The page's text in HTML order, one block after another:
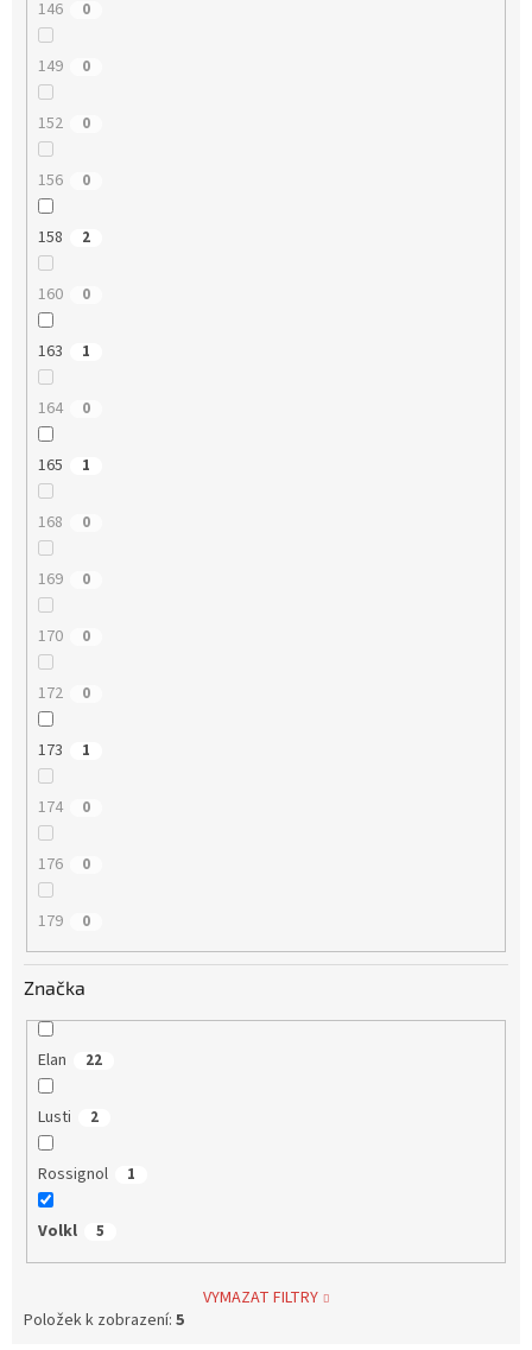
146 0
149 0
152 0
156 0
158 2
160 0
163 1
164 0
165 1
168 0
169 0
170 0
172 0
173 1
174 0
176 0
179 0
Značka
Elan 22
Lusti 2
Rossignol 1
Volkl 5
VYMAZAT FILTRY
Položek k zobrazení: 5